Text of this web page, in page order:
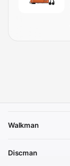
Walkman
Discman